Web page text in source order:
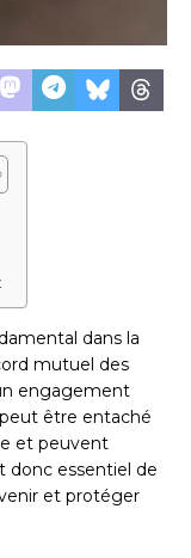
dans la
mutuel des
engagement
être entaché
et peuvent
donc essentiel de
et protéger